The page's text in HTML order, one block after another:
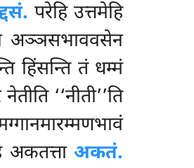
परेहि उत्तमेहि
अञ्ञसभाववसेन
हिंसन्ति तं धम्मं
‘‘नीती’’ति
अकतत्ता अकतं.